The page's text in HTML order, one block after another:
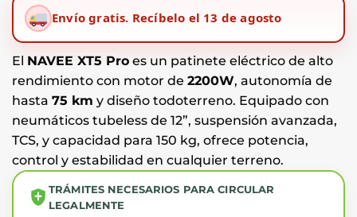
era:
es:
Envío gratis. Recíbelo el 13 de agosto
El NAVEE XT5 Pro es un patinete eléctrico de alto
rendimiento con motor de 2200W, autonomía de
hasta 75 km y diseño todoterreno. Equipado con
neumáticos tubeless de 12”, suspensión avanzada,
TCS, y capacidad para 150 kg, ofrece potencia,
control y estabilidad en cualquier terreno.
TRÁMITES NECESARIOS PARA CIRCULAR
LEGALMENTE